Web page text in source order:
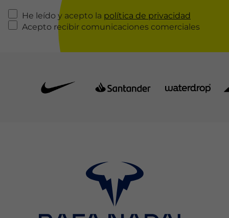
He leído y acepto la política de privacidad
Acepto recibir comunicaciones comerciales